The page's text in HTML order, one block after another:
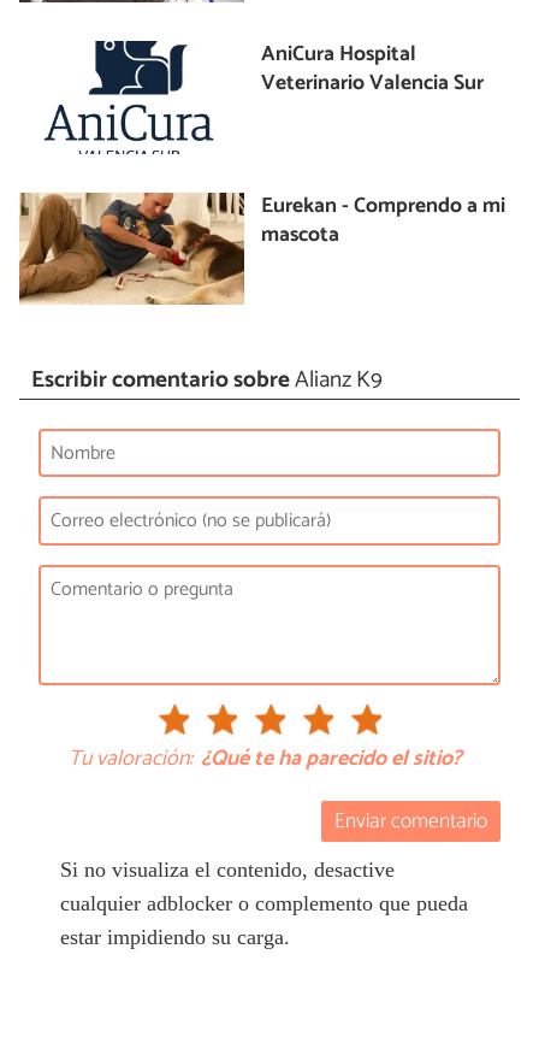
AniCura Hospital
Veterinario Valencia Sur
Eurekan - Comprendo a mi
mascota
Escribir comentario sobreAlianz K9
Tu valoración: ¿Qué te ha parecido el sitio?
Enviar comentario
Si no visualiza el contenido, desactive
cualquier adblocker o complemento que pueda
estar impidiendo su carga.